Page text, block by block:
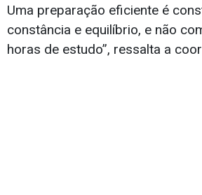
Uma preparação eficiente é
constância e equilíbrio, e não
horas de estudo”, ressalta a